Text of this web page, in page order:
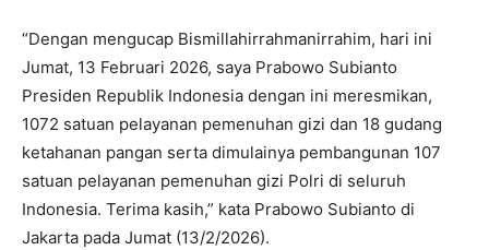
“Dengan mengucap Bismillahirrahmanirrahim, hari ini
Jumat, 13 Februari 2026, saya Prabowo Subianto
Presiden Republik Indonesia dengan ini meresmikan,
1072 satuan pelayanan pemenuhan gizi dan 18 gudang
ketahanan pangan serta dimulainya pembangunan 107
satuan pelayanan pemenuhan gizi Polri di seluruh
Indonesia. Terima kasih,” kata Prabowo Subianto di
Jakarta pada Jumat (13/2/2026).